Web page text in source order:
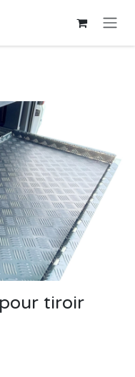
tiroir